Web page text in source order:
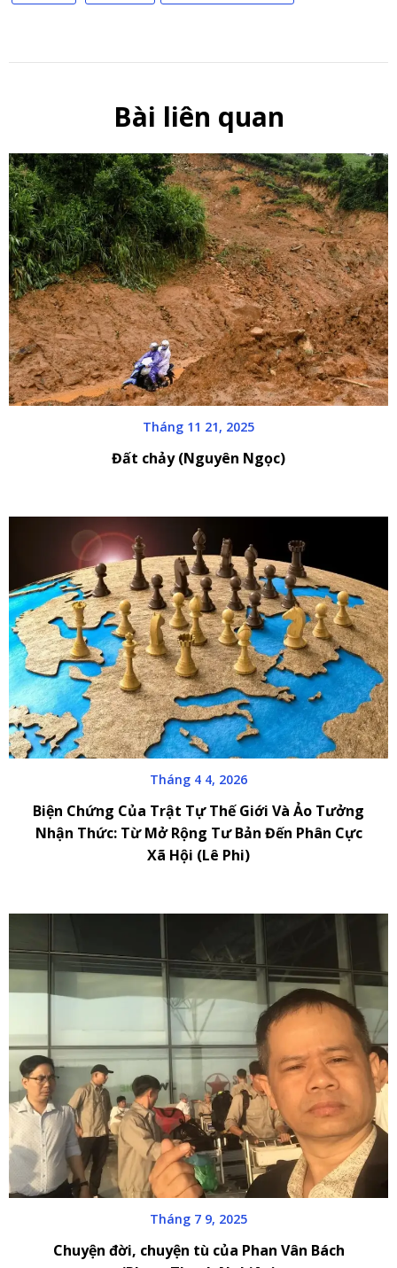
Bài liên quan
Tháng 11 21, 2025
Đất chảy (Nguyên Ngọc)
Tháng 4 4, 2026
Biện Chứng Của Trật Tự Thế Giới Và Ảo Tưởng
Nhận Thức: Từ Mở Rộng Tư Bản Đến Phân Cực
Xã Hội (Lê Phi)
Tháng 7 9, 2025
Chuyện đời, chuyện tù của Phan Vân Bách